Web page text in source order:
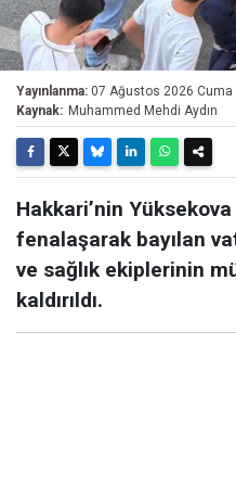
Yayınlanma: 07 Ağustos 2026 Cuma
Kaynak: Muhammed Mehdi Aydın
Hakkari’nin
fenalaşarak bayılan
ve sağlık ekiplerinin
kaldırıldı.